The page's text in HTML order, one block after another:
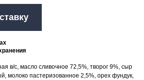
в/с, масло сливочное 72,5%, творог 9%, сыр
молоко пастеризованное 2,5%, орех фундук,